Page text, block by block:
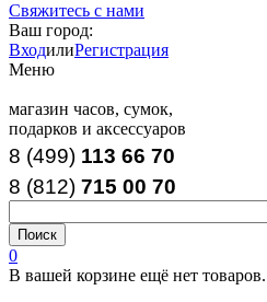
Свяжитесь с нами
Ваш город:
ВходилиРегистрация
Меню
магазин часов, сумок,
подарков и аксессуаров
8 (499) 113 66 70
8 (812) 715 00 70
0
В вашей корзине ещё нет товаров.